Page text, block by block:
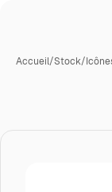
Accueil/Stock/